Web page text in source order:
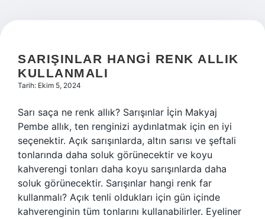
SARIŞINLAR HANGI RENK ALLIK
KULLANMALI
Tarih: Ekim 5, 2024
Sarı saça ne renk allık? Sarışınlar İçin Makyaj
Pembe allık, ten renginizi aydınlatmak için en iyi
seçenektir. Açık sarışınlarda, altın sarısı ve şeftali
tonlarında daha soluk görünecektir ve koyu
kahverengi tonları daha koyu sarışınlarda daha
soluk görünecektir. Sarışınlar hangi renk far
kullanmalı? Açık tenli oldukları için gün içinde
kahverenginin tüm tonlarını kullanabilirler. Eyeliner